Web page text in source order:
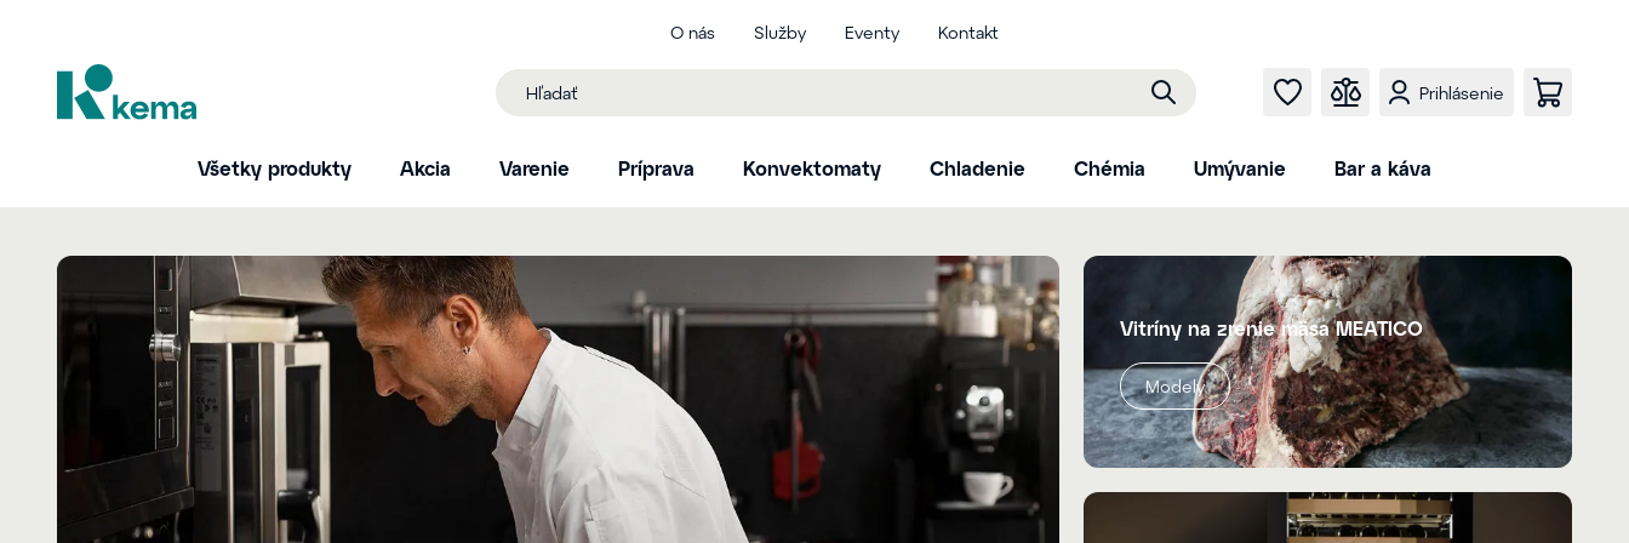
O nás Služby Eventy Kontakt
Prihlásenie
Všetky produkty Akcia Varenie Príprava Konvektomaty Chladenie Chémia Umývanie Bar a káva
Vitríny na zrenie mäsa MEATICO
Modely